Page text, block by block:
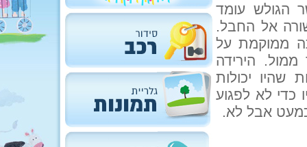
הגולש עומד
אל החבל.
ממוקמת על
הירידה
שהיו יכולות
כדי לא לפגוע
אבל לא.